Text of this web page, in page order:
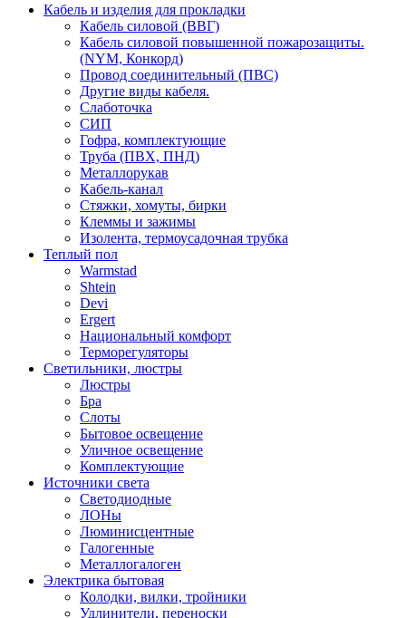
Кабель и изделия для прокладки
Кабель силовой (ВВГ)
Кабель силовой повышенной пожарозащиты.
(NYM, Конкорд)
Провод соединительный (ПВС)
Другие виды кабеля.
Слаботочка
СИП
Гофра, комплектующие
Труба (ПВХ, ПНД)
Металлорукав
Кабель-канал
Стяжки, хомуты, бирки
Клеммы и зажимы
Изолента, термоусадочная трубка
Теплый пол
Warmstad
Shtein
Devi
Ergert
Национальный комфорт
Терморегуляторы
Светильники, люстры
Люстры
Бра
Слоты
Бытовое освещение
Уличное освещение
Комплектующие
Источники света
Светодиодные
ЛОНы
Люминисцентные
Галогенные
Металлогалоген
Электрика бытовая
Колодки, вилки, тройники
Удлинители, переноски